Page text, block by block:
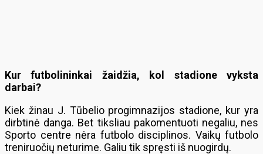
Kur futbolininkai žaidžia, kol stadione vyksta
darbai?
Kiek žinau J. Tūbelio progimnazijos stadione, kur yra
dirbtinė danga. Bet tiksliau pakomentuoti negaliu, nes
Sporto centre nėra futbolo disciplinos. Vaikų futbolo
treniruočių neturime. Galiu tik spręsti iš nuogirdų.